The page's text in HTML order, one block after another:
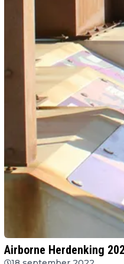
Airborne Herdenking